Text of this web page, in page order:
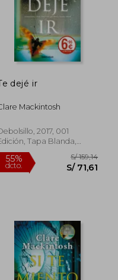
dcto.
dejé ir
Mackintosh
2017, 001
Tapa Blanda,